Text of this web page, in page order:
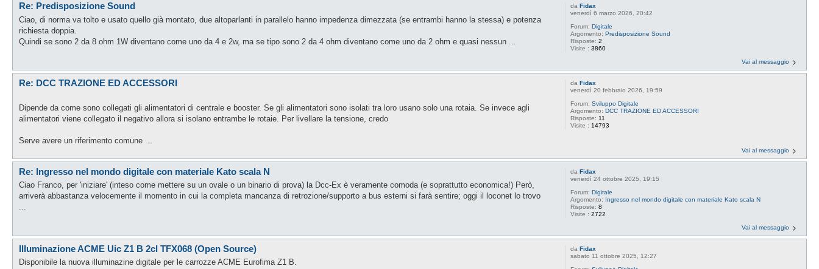
daFidax
venerdì 6 marzo 2026, 20:42
Forum:Digitale
Argomento:Predisposizione Sound
Risposte:2
Visite :3860
Re: Predisposizione Sound
Ciao, di norma va tolto e usato quello già montato, due altoparlanti in parallelo hanno impedenza dimezzata (se entrambi hanno la stessa) e potenza
richiesta doppia.
Quindi se sono 2 da 8 ohm 1W diventano come uno da 4 e 2w, ma se tipo sono 2 da 4 ohm diventano come uno da 2 ohm e quasi nessun ...
Vai al messaggio
daFidax
venerdì 20 febbraio 2026, 19:59
Forum:Sviluppo Digitale
Argomento:DCC TRAZIONE ED ACCESSORI
Risposte: 11
Visite : 14793
Re: DCC TRAZIONE ED ACCESSORI
Dipende da come sono collegati gli alimentatori di centrale e booster. Se gli alimentatori sono isolati tra loro usano solo una rotaia. Se invece agli
alimentatori viene collegato il negativo allora si isolano entrambe le rotaie. Per livellare la tensione, credo
Serve avere un riferimento comune ...
Vai al messaggio
daFidax
venerdì 24 ottobre 2025, 19:15
Forum:Digitale
Argomento: Ingresso nel mondo digitale con materiale Kato scala N
Risposte:8
Visite :2722
Re: Ingresso nel mondo digitale con materiale Kato scala N
Ciao Franco, per 'iniziare' (inteso come mettere su un ovale o un binario di prova) la Dcc-Ex è veramente comoda (e soprattutto economica!) Però,
arriverà abbastanza velocemente il momento in cui la completa mancanza di retrozione/supporto a bus esterni si farà sentire; oggi il loconet lo trovo
...
Vai al messaggio
daFidax
sabato 11 ottobre 2025, 12:27
Illuminazione ACME Uic Z1 B 2cl TFX068 (Open Source)
Disponibile la nuova illuminazine digitale per le carrozze ACME Eurofima Z1 B.